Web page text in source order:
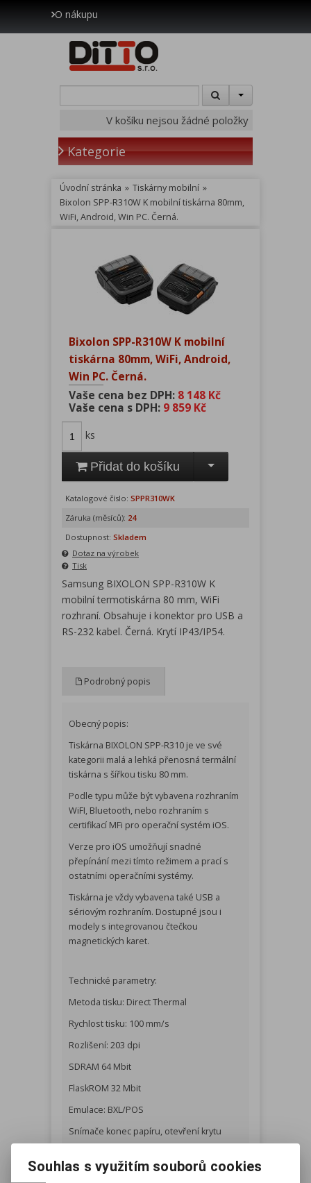
O nákupu
V košíku nejsou žádné položky
Kategorie
Úvodní stránka » Tiskárny mobilní »
Bixolon SPP-R310W K mobilní tiskárna 80mm,
WiFi, Android, Win PC. Černá.
Bixolon SPP-R310W K mobilní
tiskárna 80mm, WiFi, Android,
Win PC. Černá.
Vaše cena bez DPH: 8 148 Kč
Vaše cena s DPH: 9 859 Kč
ks
Přidat do košíku
Katalogové číslo: SPPR310WK
Záruka (měsíců): 24
Dostupnost: Skladem
Dotaz na výrobek
Tisk
Samsung BIXOLON SPP-R310W K
mobilní termotiskárna 80 mm, WiFi
rozhraní. Obsahuje i konektor pro USB a
RS-232 kabel. Černá. Krytí IP43/IP54.
Podrobný popis
Obecný popis:
Tiskárna BIXOLON SPP-R310 je ve své
kategorii malá a lehká přenosná termální
tiskárna s šířkou tisku 80 mm.
Podle typu může být vybavena rozhraním
WiFI, Bluetooth, nebo rozhraním s
certifikací MFi pro operační systém iOS.
Verze pro iOS umožňují snadné
přepínání mezi tímto režimem a prací s
ostatními operačními systémy.
Tiskárna je vždy vybavena také USB a
sériovým rozhraním. Dostupné jsou i
modely s integrovanou čtečkou
magnetických karet.
Technické parametry:
Metoda tisku: Direct Thermal
Rychlost tisku: 100 mm/s
Rozlišení: 203 dpi
SDRAM 64 Mbit
FlaskROM 32 Mbit
Emulace: BXL/POS
Snímače konec papíru, otevření krytu
doba do 4 hodin
Souhlas s využitím souborů cookies